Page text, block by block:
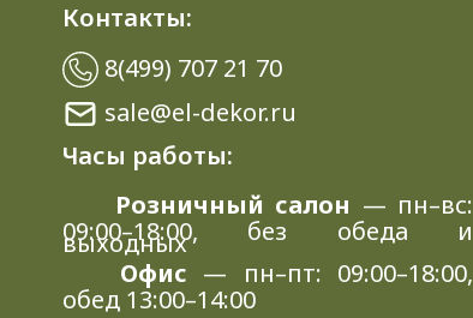
Контакты:
8(499) 707 21 70
sale@el-dekor.ru
Часы работы:
Розничный салон — пн–вс:
09:00–18:00, без обеда и
выходных
Офис — пн–пт: 09:00–18:00,
обед 13:00–14:00